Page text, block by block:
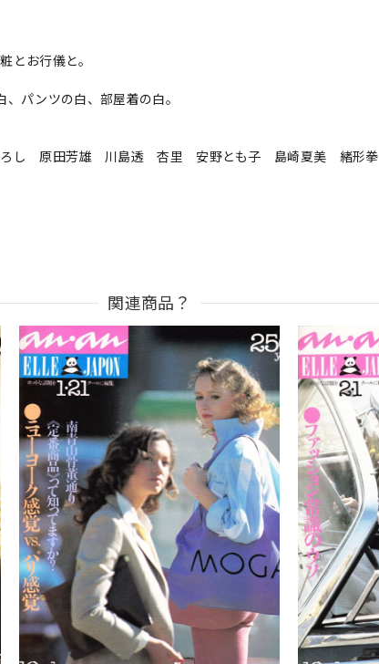
とお行儀と。
パンツの白、部屋着の白。
し 原田芳雄 川島透 杏里 安野とも子 島崎夏美 緒形拳
関連商品？